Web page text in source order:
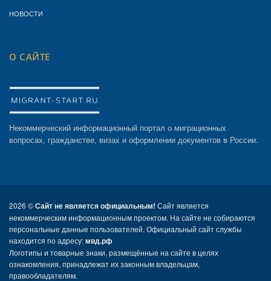
НОВОСТИ
О САЙТЕ
Некоммерческий информационный портал о миграционных
вопросах, гражданстве, визах и оформлении документов в России.
2026 ©Сайт не является официальным! Сайт является
некоммерческим информационным проектом. На сайте не собираются
персональные данные пользователей. Официальный сайт службы
находится по адресу:мвд.рф
Логотипы и товарные знаки, размещённые на сайте в целях
ознакомления, принадлежат их законным владельцам,
правообладателям.